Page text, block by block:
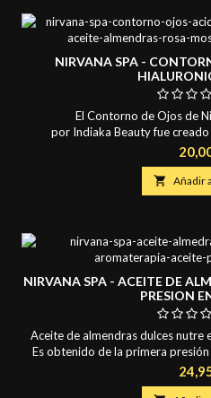
NIRVANA SPA -
El Contorno de Ojos de
por Indiaka Beauty fue
Generación, Consigue Suavizar
Principios Activos: Aceite de
Mosqueta, Aceite de Germen de
Peso Molecular. Modo de
 Añadir
NIRVANA SPA - ACEITE DE
PRESION
Aceite de almendras dulces nutre
Es obtenido de la primera
de Prunus Dulcis. Ideal en
absorción de los Principios